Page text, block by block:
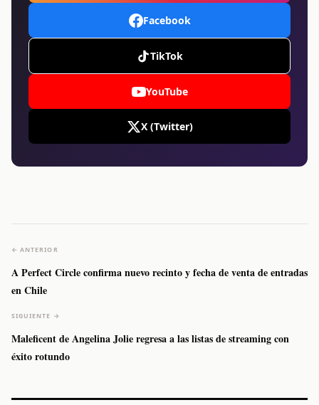
Facebook
TikTok
YouTube
X (Twitter)
← ANTERIOR
A Perfect Circle confirma nuevo recinto y fecha de venta de entradas
en Chile
SIGUIENTE →
Maleficent de Angelina Jolie regresa a las listas de streaming con
éxito rotundo